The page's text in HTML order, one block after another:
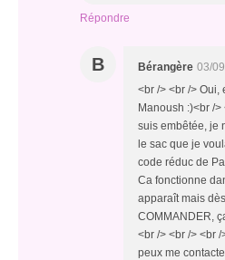
Répondre
B Bérangère 03/
<br /> <br /> Oui,
Manoush :)<br /
suis embêtée, je
le sac que je
code réduc de
Ca fonctionne
apparaît mais
COMMANDER,
<br /> <br /> <br
peux me